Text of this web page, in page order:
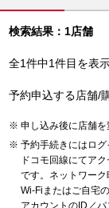
検索結果：1店舗
全1件中1件目を表
予約申込する店舗/
申し込み後に店舗を
予約手続きにはログ
ドコモ回線にてア
です。ネットワー
Wi-Fiまたはご自宅
アカウントのID／